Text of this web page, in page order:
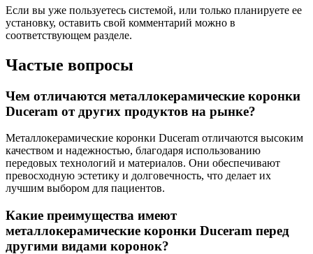
Если вы уже пользуетесь системой, или только планируете ее
установку, оставить свой комментарий можно в
соответствующем разделе.
Частые вопросы
Чем отличаются металлокерамические коронки
Duceram от других продуктов на рынке?
Металлокерамические коронки Duceram отличаются высоким
качеством и надежностью, благодаря использованию
передовых технологий и материалов. Они обеспечивают
превосходную эстетику и долговечность, что делает их
лучшим выбором для пациентов.
Какие преимущества имеют
металлокерамические коронки Duceram перед
другими видами коронок?